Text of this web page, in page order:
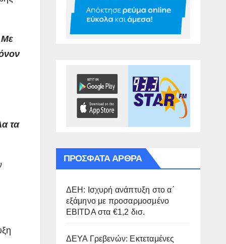
Με
τα
ΠΡΌΣΦΑΤΑ ΆΡΘΡΑ
ΔΕΗ: Ισχυρή ανάπτυξη στο α΄
εξάμηνο με προσαρμοσμένο
EBITDA στα €1,2 δισ.
ΔΕΥΑ Γρεβενών: Εκτεταμένες